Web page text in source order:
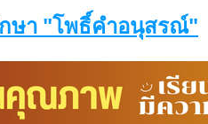
ษา "โพธิ์คำอนุสรณ์"